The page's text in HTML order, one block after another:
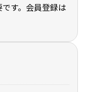
す。会員登録は